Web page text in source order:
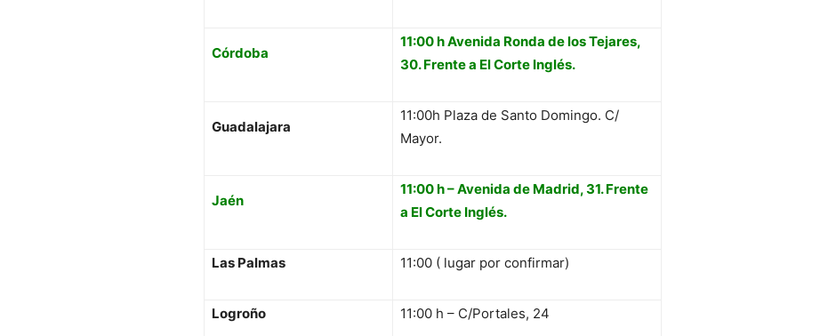
Córdoba
11:00 h Avenida Ronda de los Tejares,
30. Frente a El Corte Inglés.
Guadalajara
11:00h Plaza de Santo Domingo. C/
Mayor.
Jaén
11:00 h – Avenida de Madrid, 31. Frente
a El Corte Inglés.
Las Palmas 11:00 ( lugar por confirmar)
Logroño 11:00 h – C/Portales, 24